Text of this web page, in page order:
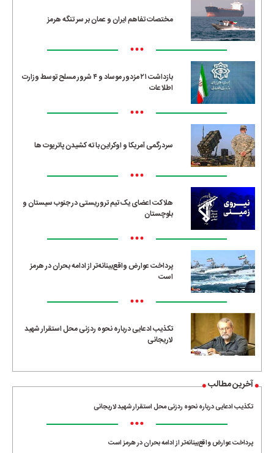
مختصات تفاهم ایران و عمان بر سر تنگه هرمز
•••
بازداشت ۲۱ مزدور موساد و ۴ شرور مسلح توسط وزارت
اطلاعات
•••
سردرگمی آمریکا و اوکراین با ته کشیدن پاتریوت ها
•••
هلاکت اعضای یک تیم تروریستی در جنوب سیستان و
بلوچستان
•••
پرداخت عوارض واقع‌بینانه‌تر از ادامه بحران در هرمز
است
•••
تکذیب ادعایی درباره نحوه ردزنی محل استقرار شهید
لاریجانی
آخرین مطالب
تکذیب ادعایی درباره نحوه ردزنی محل استقرار شهید لاریجانی
•••
پرداخت عوارض واقع‌بینانه‌تر از ادامه بحران در هرمز است